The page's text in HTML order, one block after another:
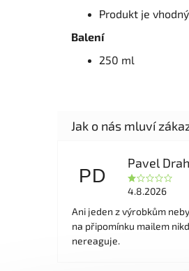
Produkt je
Balení
250 ml
PD
Pavel
4.8.2026
Ani jeden z výrobkům
na připomínku mailem
nereaguje.